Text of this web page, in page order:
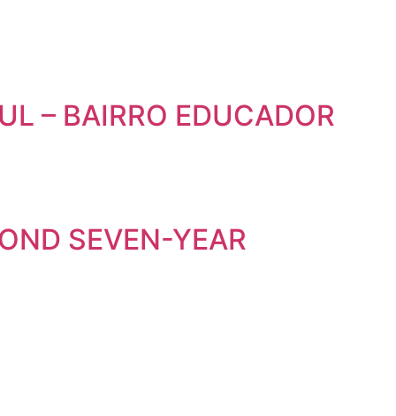
– BAIRRO EDUCADOR
SEVEN-YEAR